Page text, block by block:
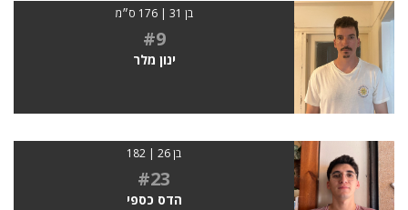
בן 31 | 176 ס״מ
#9
ינון מלר
בן 26 | 182
#23
הדס כספי